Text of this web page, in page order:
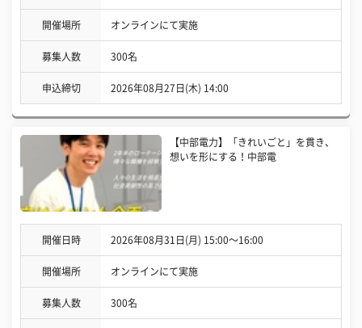
開催場所 オンラインにて実施
募集人数 300名
申込締切 2026年08月27日(木) 14:00
【中部電力】「きれいごと」を貫き、
想いを形にする！中部電
開催日時 2026年08月31日(月) 15:00〜16:00
開催場所 オンラインにて実施
募集人数 300名